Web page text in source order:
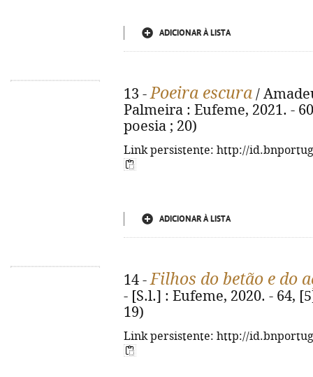
ADICIONAR À LISTA
13 -Poeira escura /
Palmeira : Eufeme, 2021. -
poesia ; 20)
Link persistente: http://
ADICIONAR À LISTA
14 -Filhos do betão e do
- [S.l.] : Eufeme, 2020. - 64,
19)
Link persistente: http://